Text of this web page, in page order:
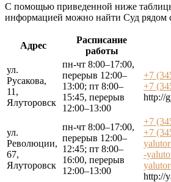
С помощью приведенной ниже
информацией можно найти Суд рядом
Адрес
Расписание
работы
ул.
Русакова,
11,
Ялуторовск
пн-чт 8:00–17:00,
перерыв 12:00–
13:00; пт 8:00–
15:45, перерыв
12:00–13:00
+7
+7
http://
ул.
Революции,
67,
Ялуторовск
пн-чт 8:00–17:00,
перерыв 12:00–
12:45; пт 8:00–
16:00, перерыв
12:00–13:00
+7
+7
-
http://